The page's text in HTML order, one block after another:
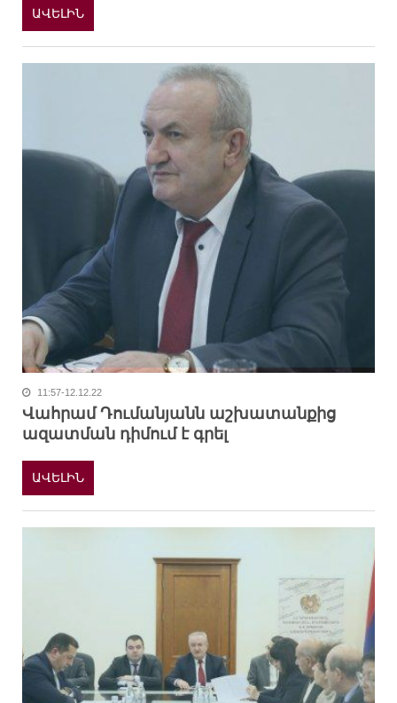
ԱՎԵԼԻՆ
11:57-12.12.22
Վահրամ Դումանյանն աշխատանքից
ազատման դիմում է գրել
ԱՎԵԼԻՆ